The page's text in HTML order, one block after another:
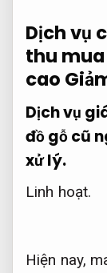
Dịch vụ
thu mua
cao
Dịch vụ
đồ gỗ cũ
xử lý.
Linh hoạt.
Hiện nay,